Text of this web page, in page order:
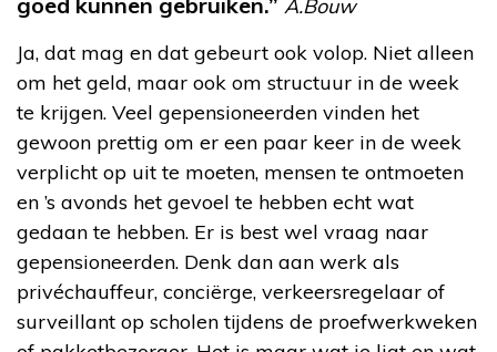
A.Bouw
Ja, dat mag en dat gebeurt ook volop. Niet alleen
om het geld, maar ook om structuur in de week
te krijgen. Veel gepensioneerden vinden het
gewoon prettig om er een paar keer in de week
verplicht op uit te moeten, mensen te ontmoeten
en ’s avonds het gevoel te hebben echt wat
gedaan te hebben. Er is best wel vraag naar
gepensioneerden. Denk dan aan werk als
privéchauffeur, conciërge, verkeersregelaar of
surveillant op scholen tijdens de proefwerkweken